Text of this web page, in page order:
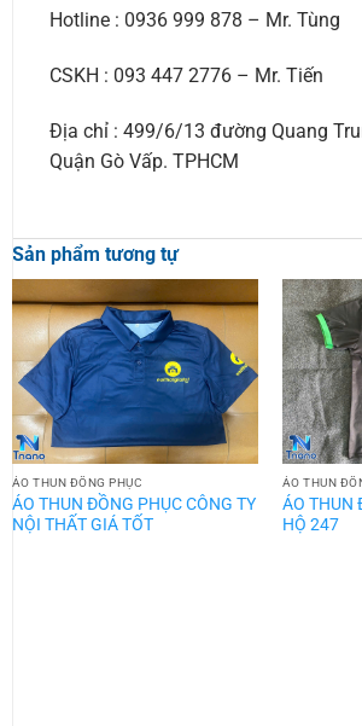
Hotline : 0936 999 878 – Mr. Tùng
CSKH : 093 447 2776 – Mr. Tiến
Địa chỉ : 499/6/13 đường Quang
Quận Gò Vấp. TPHCM
Sản phẩm tương tự
ÁO THUN ĐỒNG PHỤC
ÁO THUN ĐỒNG PHỤC CÔNG TY
NỘI THẤT GIÁ TỐT
ÁO THUN
ÁO THUN
HỘ 247